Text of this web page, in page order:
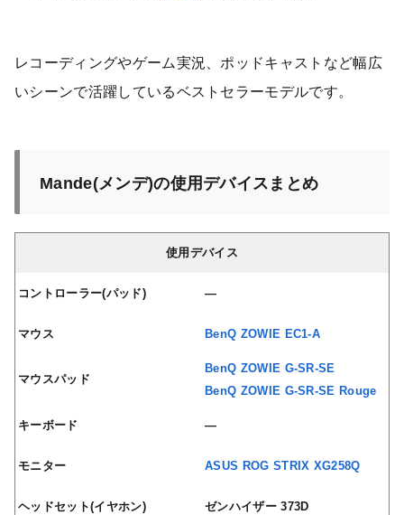
レコーディングやゲーム実況、ポッドキャストなど幅広
いシーンで活躍しているベストセラーモデルです。
Mande(メンデ)の使用デバイスまとめ
使用デバイス
コントローラー(パッド) —
マウス BenQ ZOWIE EC1-A
マウスパッド
BenQ ZOWIE G-SR-SE
BenQ ZOWIE G-SR-SE Rouge
キーボード —
モニター ASUS ROG STRIX XG258Q
ヘッドセット(イヤホン) ゼンハイザー 373D